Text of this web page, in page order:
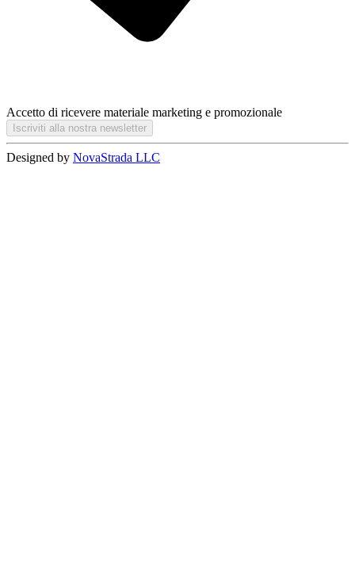
Accetto di ricevere materiale marketing e promozionale
Iscriviti alla nostra newsletter
Designed by NovaStrada LLC